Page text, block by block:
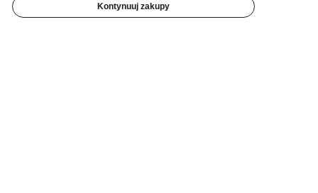
Kontynuuj zakupy